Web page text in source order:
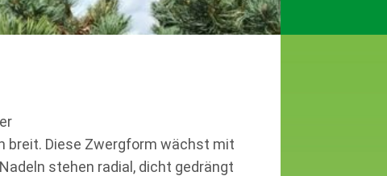
breit. Diese Zwergform wächst mit
stehen radial, dicht gedrängt